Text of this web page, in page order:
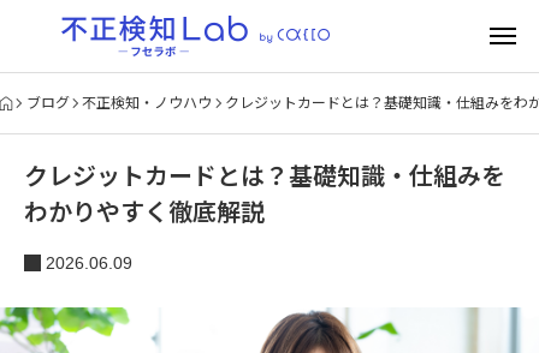
ブログ 不正検知・ノウハウ クレジットカードとは？基礎知識・仕組みをわ
クレジットカードとは？基礎知識・仕組みを
わかりやすく徹底解説
2026.06.09